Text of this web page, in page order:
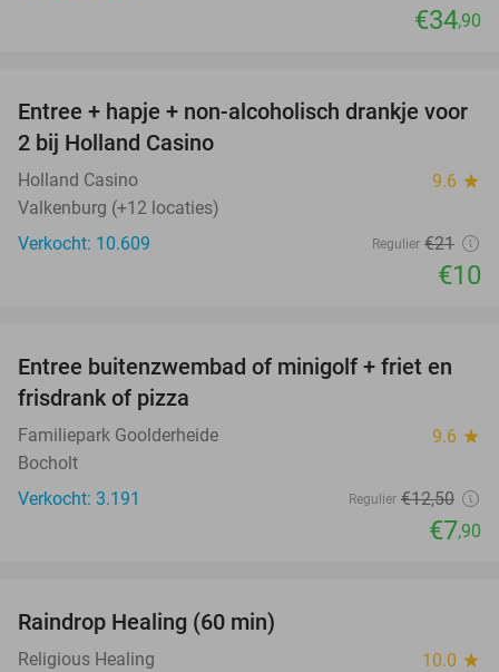
€34,90
52%
Entree + hapje + non-alcoholisch drankje voor
2 bij Holland Casino
Holland Casino 9.6 star
Valkenburg (+12 locaties)
Verkocht: 10.609
Regulier €21
€10
37%
Entree buitenzwembad of minigolf + friet en
frisdrank of pizza
Familiepark Goolderheide 9.6 star
Bocholt
Verkocht: 3.191
Regulier €12,50
€7,90
Raindrop Healing (60 min)
Religious Healing 10.0 star